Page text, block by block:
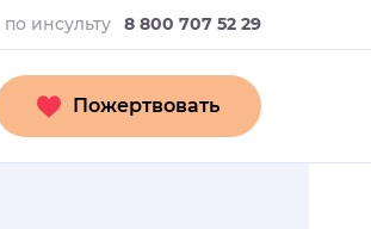
по инсульту 8 800 707 52 29
Пожертвовать